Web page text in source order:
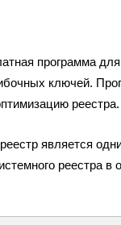
программа
ключей.
реестра.
является
реестра в